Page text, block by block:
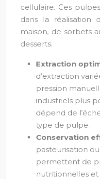
cellulaire. Ces
dans la réalisation
maison, de sorbets
desserts.
Extraction
d’extraction
pression
industriels plus
dépend de
type de pulpe.
Conservation
pasteurisation
permettent de
nutritionnelles